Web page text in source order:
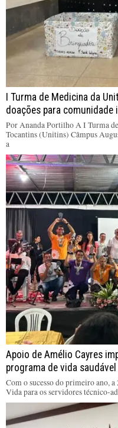
I Turma de Medicina da
doações para comunidade
Por Ananda Portilho A I Turma
Tocantins (Unitins) Câmpus
a
Apoio de Amélio Cayres
programa de vida
Com o sucesso do primeiro ano,
Vida para os servidores técnico-